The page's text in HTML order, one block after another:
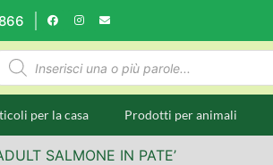
per la casa Prodotti per animali
SALMONE IN PATE’